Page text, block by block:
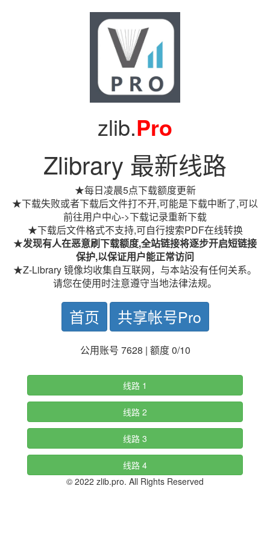
zlib.Pro
Zlibrary 最新线路
★每日凌晨5点下载额度更新
★下载失败或者下载后文件打不开,可能是下载中断了,可以
前往用户中心->下载记录重新下载
★下载后文件格式不支持,可自行搜索PDF在线转换
★发现有人在恶意刷下载额度,全站链接将逐步开启短链接
保护,以保证用户能正常访问
★Z-Library 镜像均收集自互联网，与本站没有任何关系。
请您在使用时注意遵守当地法律法规。
首页 共享帐号Pro
公用账号 7628 | 额度 0/10
线路 1
线路 2
线路 3
线路 4
© 2022 zlib.pro. All Rights Reserved